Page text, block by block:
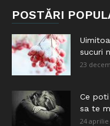
POSTĂRI
sucuri
23
Ce
sa te
24 aprilie